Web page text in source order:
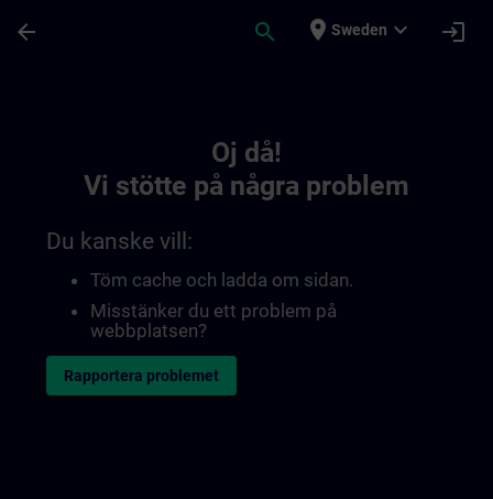
arrow_back search place Sweden expand_more login
Oj då!
Vi stötte på några problem
Du kanske vill:
Töm cache och ladda om sidan.
Misstänker du ett problem på
webbplatsen?
Rapportera problemet